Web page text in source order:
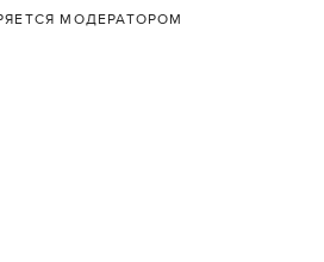
МОДЕРАТОРОМ